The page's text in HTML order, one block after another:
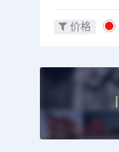
价格